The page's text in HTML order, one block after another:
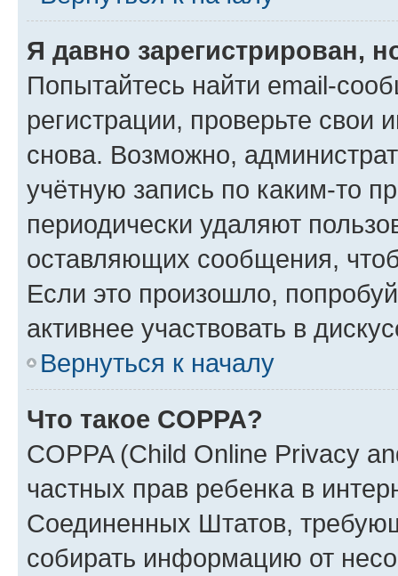
Я давно зарегистрирован,
Попытайтесь найти email-
регистрации, проверьте свои
снова. Возможно,
учётную запись по каким-то
периодически удаляют
оставляющих сообщения,
Если это произошло,
активнее участвовать в
Вернуться к началу
Что такое COPPA?
COPPA (Child Online Privacy
частных прав ребенка в
Соединенных Штатов,
собирать информацию от